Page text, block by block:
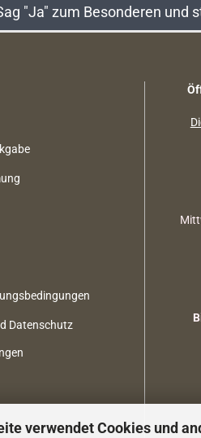
verwendet Cookies und
"Ja" zum Besonderen und
Datenschutz